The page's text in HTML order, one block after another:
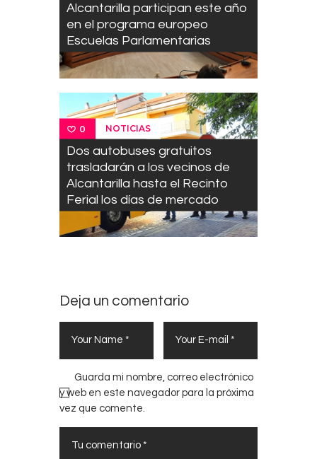
Alcantarilla participan este año
en el programa europeo
Escuelas Parlamentarias
0 NOTICIAS
Dos autobuses gratuitos
trasladarán a los vecinos de
Alcantarilla hasta el Recinto
Ferial los días de mercado
Deja un comentario
Guarda mi nombre, correo electrónico
y web en este navegador para la próxima
vez que comente.